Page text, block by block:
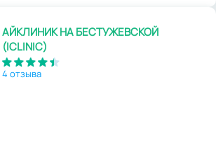
АЙКЛИНИК НА БЕСТУЖЕВСКОЙ
(ICLINIC)
4 отзыва